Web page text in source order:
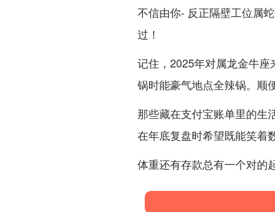
不信由你- 反正隔壁工位属
过！
记住，2025年对属龙金牛
锅时能豪气地点全辣锅。顺
那些藏在支付宝账单里的生
在年底复盘时希望既能笑着
体重还有存款总有一个对的